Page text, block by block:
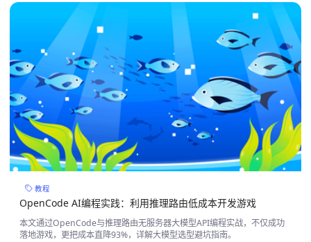
教程
OpenCode AI编程实践：利用推理路由低成本开发游戏
本文通过OpenCode与推理路由无服务器大模型API编程实战，不仅成功
落地游戏，更把成本直降93%，详解大模型选型避坑指南。